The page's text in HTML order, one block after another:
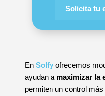
Solicita tu
En Solfy ofrecemos
ayudan a maximizar la
permiten un control